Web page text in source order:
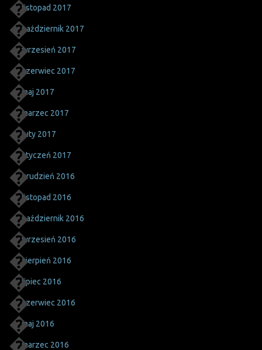
listopad 2017
październik 2017
wrzesień 2017
czerwiec 2017
maj 2017
marzec 2017
luty 2017
styczeń 2017
grudzień 2016
listopad 2016
październik 2016
wrzesień 2016
sierpień 2016
lipiec 2016
czerwiec 2016
maj 2016
marzec 2016